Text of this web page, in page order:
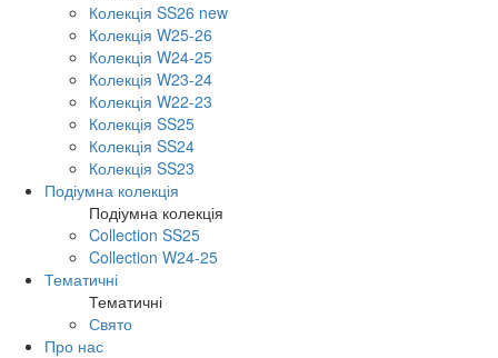
Колекція SS26 new
Колекція W25-26
Колекція W24-25
Колекція W23-24
Колекція W22-23
Колекція SS25
Колекція SS24
Колекція SS23
Подіумна колекція
Подіумна колекція
Collection SS25
Collection W24-25
Тематичні
Тематичні
Свято
Про нас